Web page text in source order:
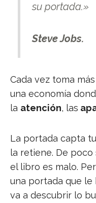
su portada.»
Steve Jobs.
Cada vez toma
una economía
la atención, las
La portada capta
la retiene. De
el libro es malo.
una portada que le
va a descubrir lo